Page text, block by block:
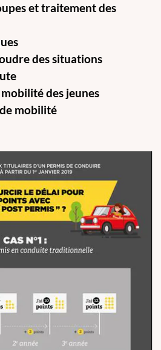
et traitement des
des situations
des jeunes
mobilité